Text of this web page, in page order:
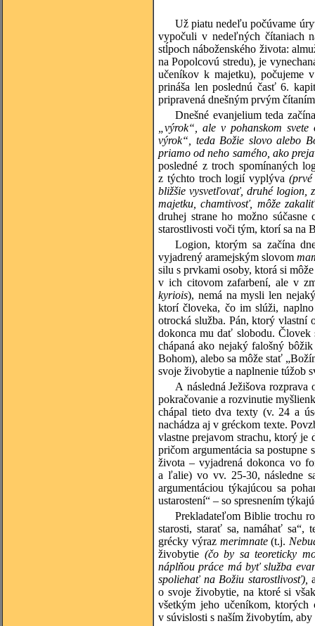
Už piatu nedeľu počúvame
vypočuli v nedeľných čítaniach
stĺpoch náboženského života:
na Popolcovú stredu), je
učeníkov k majetku), počujeme
prináša len poslednú časť 6.
pripravená dnešným prvým
Dnešné evanjelium teda
„výrok“, ale v pohanskom
výrok“, teda Božie slovo alebo
priamo od neho samého, ako
posledné z troch spomínaných
z týchto troch logií vyplýva
bližšie vysvetľovať, druhé logion,
majetku, chamtivosť, môže
druhej strane ho možno
starostlivosti voči tým, ktorí sa na
Logion, ktorým sa začína
vyjadrený aramejským slovom
silu s prvkami osoby, ktorá si
v ich citovom zafarbení, ale v
kyriois), nemá na mysli len
ktorí človeka, čo im slúži,
otrocká služba. Pán, ktorý vlastní
dokonca mu dať slobodu. Človek
chápaná ako nejaký falošný
Bohom), alebo sa môže stať
svoje živobytie a naplnenie túžob
A následná Ježišova
pokračovanie a rozvinutie
chápal tieto dva texty (v. 24 a
nachádza aj v gréckom texte.
vlastne prejavom strachu, ktorý je
pričom argumentácia sa
života – vyjadrená dokonca vo
a ľalie) vo vv. 25-30, následne
argumentáciou týkajúcou sa
ustarostení“ – so spresnením
Prekladateľom Biblie trochu
starosti, starať sa, namáhať sa“,
grécky výraz merimnate(t.j.
živobytie (čo by sa teoreticky
náplňou práce má byť služba
spoliehať na Božiu starostlivosť),
o svoje živobytie, na ktoré si
všetkým jeho učeníkom,
v súvislosti s naším živobytím,